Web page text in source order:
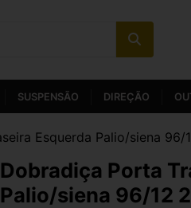
SUSPENSÃO DIREÇÃO
Esquerda Palio/siena 96/
Dobradiça Porta
Palio/siena 96/12